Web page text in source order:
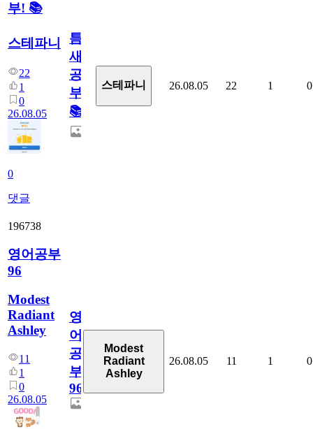
부! 📚
스테파니
22
1
0
26.08.05
0
댓글
틈
새
공
부!
📚
스테파니 26.08.05 22 1 0
196738
영어공부
96
Modest
Radiant
Ashley
11
1
0
26.08.05
영
어
공
부
96
Modest
Radiant
Ashley
26.08.05 11 1 0